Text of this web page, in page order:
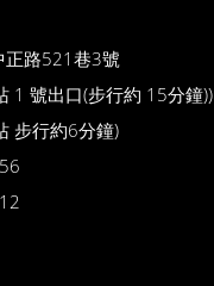
正路521巷3號
1 號出口(步行約 15分鐘))
步行約6分鐘)